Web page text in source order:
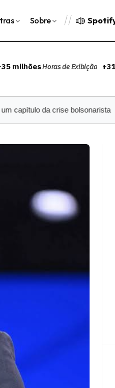
Sobre
milhõesHoras de Exibição
da crise bolsonarista